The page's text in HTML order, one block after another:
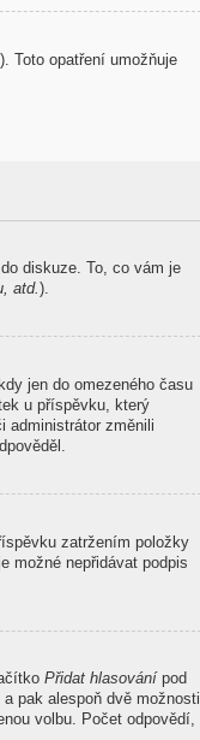
Toto opatření umožňuje
diskuze. To, co vám je
atd. ).
jen do omezeného času
u příspěvku, který
administrátor změnili
zatržením položky
možné nepřidávat podpis
Přidat hlasovánípod
pak alespoň dvě možnosti
volbu. Počet odpovědí,